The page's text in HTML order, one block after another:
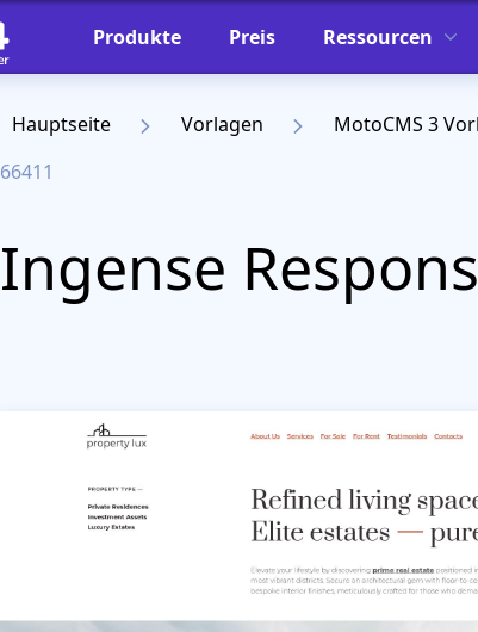
Produkte Preis Ressourcen
Hauptseite Vorlagen MotoCMS 3
66411
Ingense